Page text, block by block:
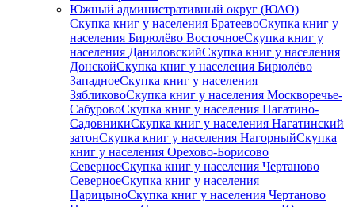
Южный административный округ (ЮАО)
Скупка книг у населения БратеевоСкупка книг у
населения Бирюлёво ВосточноеСкупка книг у
населения ДаниловскийСкупка книг у населения
ДонскойСкупка книг у населения Бирюлёво
ЗападноеСкупка книг у населения
ЗябликовоСкупка книг у населения Москворечье-
СабуровоСкупка книг у населения Нагатино-
СадовникиСкупка книг у населения Нагатинский
затонСкупка книг у населения НагорныйСкупка
книг у населения Орехово-Борисово
СеверноеСкупка книг у населения Чертаново
СеверноеСкупка книг у населения
ЦарицыноСкупка книг у населения Чертаново